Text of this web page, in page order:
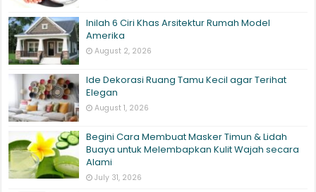
Inilah 6 Ciri Khas Arsitektur Rumah Model
Amerika
August 2, 2026
Ide Dekorasi Ruang Tamu Kecil agar Terihat
Elegan
August 1, 2026
Begini Cara Membuat Masker Timun & Lidah
Buaya untuk Melembapkan Kulit Wajah secara
Alami
July 31, 2026